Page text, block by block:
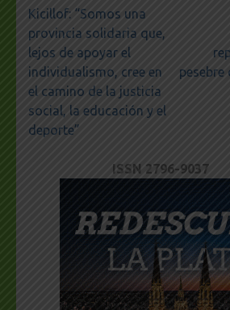
Navegación
de
entradas
Kicillof: “Somos una
provincia solidaria que,
lejos de apoyar el
individualismo, cree en
el camino de la justicia
social, la educación y el
deporte”
pesebre
ISSN 2796-9037